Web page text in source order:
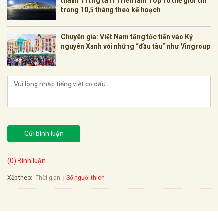
trong 10,5 tháng theo kế hoạch
Chuyên gia: Việt Nam tăng tốc tiến vào Kỷ
nguyên Xanh với những “đầu tàu” như Vingroup
Gửi bình luận
(0) Bình luận
Xếp theo: Thời gian Số người thích